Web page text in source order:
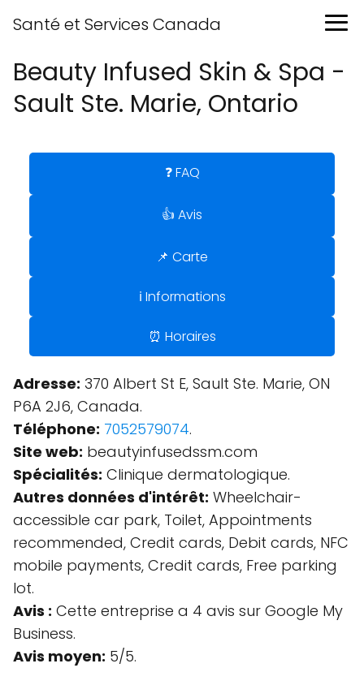
Santé et Services Canada
Beauty Infused Skin & Spa -
Sault Ste. Marie, Ontario
❓ FAQ
👍 Avis
📌 Carte
ℹ️ Informations
⏰ Horaires
Adresse: 370 Albert St E, Sault Ste. Marie, ON
P6A 2J6, Canada.
Téléphone: 7052579074.
Site web: beautyinfusedssm.com
Spécialités: Clinique dermatologique.
Autres données d'intérêt: Wheelchair-
accessible car park, Toilet, Appointments
recommended, Credit cards, Debit cards, NFC
mobile payments, Credit cards, Free parking
lot.
Avis : Cette entreprise a 4 avis sur Google My
Business.
Avis moyen: 5/5.